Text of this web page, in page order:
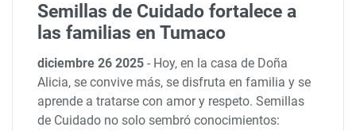
Semillas de Cuidado fortalece a
las familias en Tumaco
diciembre 26 2025- Hoy, en la casa de Doña
Alicia, se convive más, se disfruta en familia y se
aprende a tratarse con amor y respeto. Semillas
de Cuidado no solo sembró conocimientos: